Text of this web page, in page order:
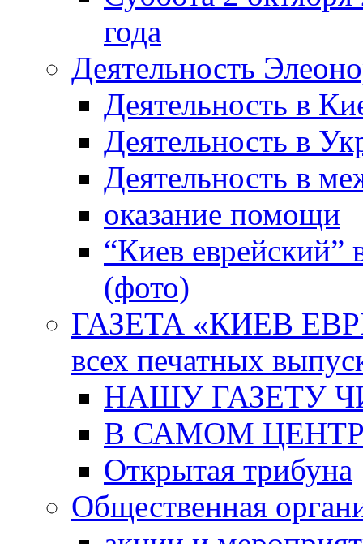
года
Деятельность
Деятельность в
Деятельность в
Деятельность в
оказание помощи
“Киев еврейский”
(фото)
ГАЗЕТА «КИЕВ
всех печатных
НАШУ ГАЗЕТУ
В САМОМ
Открытая трибуна
Общественная